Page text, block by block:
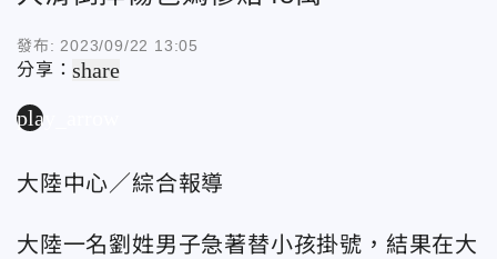
發布: 2023/09/22 13:05
分享：share
play_arrow
大陸中心／綜合報導
大陸一名劉姓男子急著替小孩掛號，結果在大